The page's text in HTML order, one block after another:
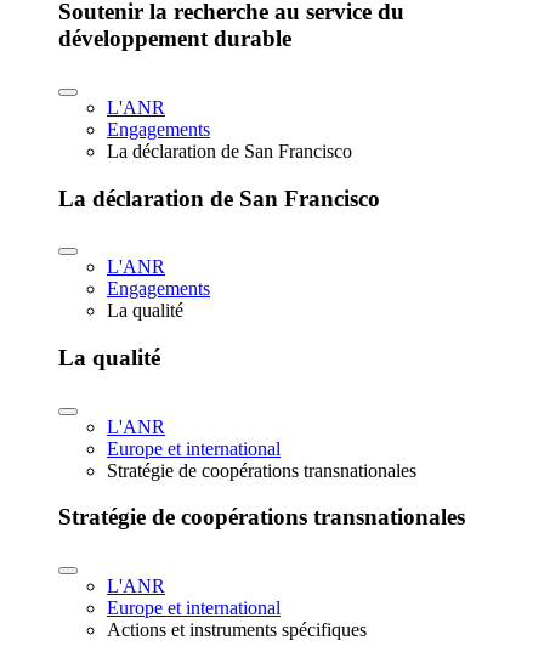
Soutenir la recherche au service du
développement durable
L'ANR
Engagements
La déclaration de San Francisco
La déclaration de San Francisco
L'ANR
Engagements
La qualité
La qualité
L'ANR
Europe et international
Stratégie de coopérations transnationales
Stratégie de coopérations transnationales
L'ANR
Europe et international
Actions et instruments spécifiques